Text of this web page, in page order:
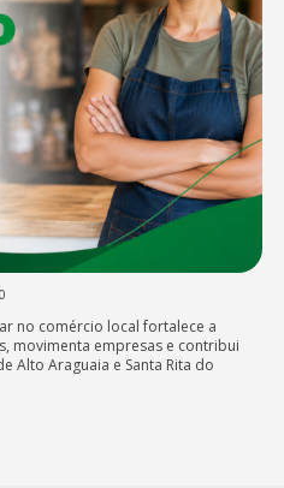
no comércio local fortalece a
movimenta empresas e contribui
Alto Araguaia e Santa Rita do